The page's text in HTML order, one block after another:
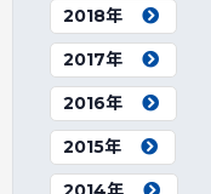
2018年
2017年
2016年
2015年